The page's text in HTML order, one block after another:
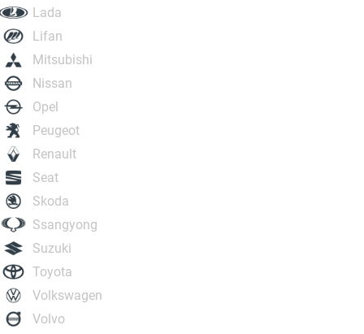
Lada
Lifan
Mitsubishi
Nissan
Opel
Peugeot
Renault
Seat
Skoda
Ssangyong
Suzuki
Toyota
Volkswagen
Volvo